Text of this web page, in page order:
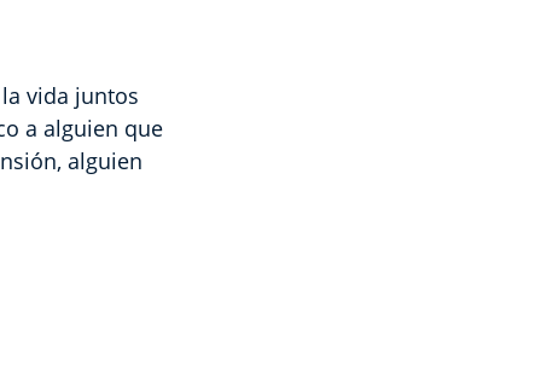
vida juntos
a alguien que
alguien